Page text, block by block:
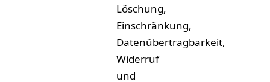
Löschung,
Einschränkung,
Datenübertragbarkeit,
Widerruf
und